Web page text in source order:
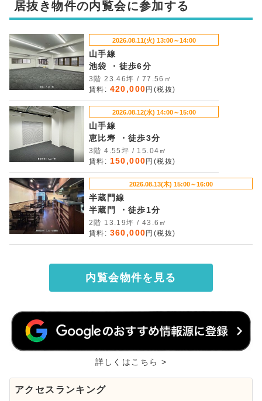
居抜き物件の内覧会に参加する
2026.08.11(火) 13:00～14:00
山手線
池袋 ・徒歩6分
3階 23.46坪 / 77.56㎡
賃料: 420,000 円(税抜)
2026.08.12(水) 14:00～15:00
山手線
恵比寿 ・徒歩3分
3階 4.55坪 / 15.04㎡
賃料: 150,000 円(税抜)
2026.08.13(木) 15:00～16:00
半蔵門線
半蔵門 ・徒歩1分
2階 13.19坪 / 43.6㎡
賃料: 360,000 円(税抜)
内覧会物件を見る
詳しくはこちら >
アクセスランキング